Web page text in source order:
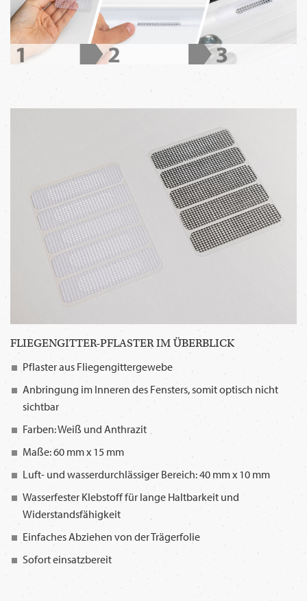
FLIEGENGITTER-PFLASTER IM ÜBERBLICK
Pflaster aus Fliegengittergewebe
Anbringung im Inneren des Fensters, somit optisch nicht
sichtbar
Farben: Weiß und Anthrazit
Maße: 60 mm x 15 mm
Luft- und wasserdurchlässiger Bereich: 40 mm x 10 mm
Wasserfester Klebstoff für lange Haltbarkeit und
Widerstandsfähigkeit
Einfaches Abziehen von der Trägerfolie
Sofort einsatzbereit